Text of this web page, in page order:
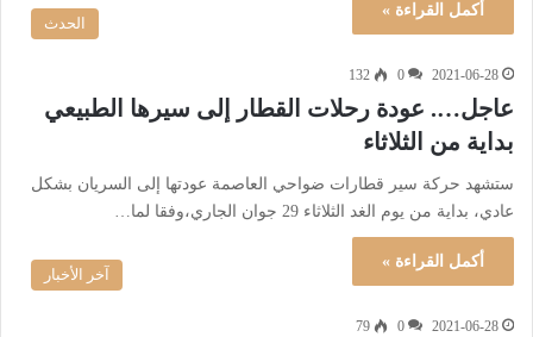
أكمل القراءة »
الحدث
2021-06-28
0
132
عاجل…. عودة رحلات القطار إلى سيرها الطبيعي
بداية من الثلاثاء
ستشهد حركة سير قطارات ضواحي العاصمة عودتها إلى السريان بشكل
عادي، بداية من يوم الغد الثلاثاء 29 جوان الجاري،وفقا لما…
أكمل القراءة »
آخر الأخبار
2021-06-28
0
79